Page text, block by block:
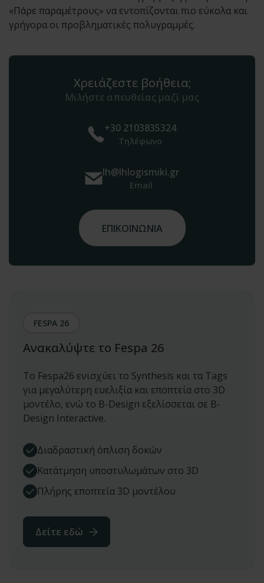
«Πάρε παραμέτρους» να εντοπίζονται πιο εύκολα και
γρήγορα οι προβληματικές πολυγραμμές.
Χρειάζεστε βοήθεια;
Μιλήστε απευθείας μαζί μας
+30 2103835324
Τηλέφωνο
lh@lhlogismiki.gr
Email
ΕΠΙΚΟΙΝΩΝΙΑ
FESPA 26
Ανακαλύψτε το Fespa 26
Το Fespa26 ενισχύει το Synthesis και τα Tags
για μεγαλύτερη ευελιξία και εποπτεία στο 3D
μοντέλο, ενώ το B-Design εξελίσσεται σε B-
Design Interactive.
Διαδραστική όπλιση δοκών
Κατάτμηση υποστυλωμάτων στο 3D
Πλήρης εποπτεία 3D μοντέλου
Δείτε εδώ